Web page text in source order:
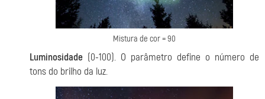
Mistura de cor = 90
Luminosidade (0-100). O parâmetro define o número de
tons do brilho da luz.